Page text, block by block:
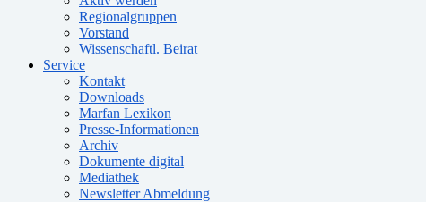
Regionalgruppen
Vorstand
Wissenschaftl. Beirat
Service
Kontakt
Downloads
Marfan Lexikon
Presse-Informationen
Archiv
Dokumente digital
Mediathek
Newsletter Abmeldung